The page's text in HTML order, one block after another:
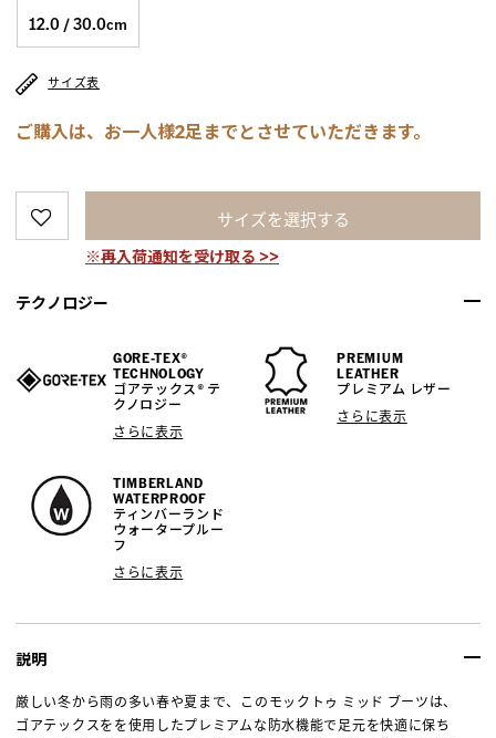
12.0 / 30.0cm
サイズ表
ご購入は、お一人様2足までとさせていただきます。
サイズを選択する
※再入荷通知を受け取る >>
テクノロジー
GORE-TEX®
TECHNOLOGY
ゴアテックス® テ
クノロジー
さらに表示
PREMIUM
LEATHER
プレミアム レザー
さらに表示
TIMBERLAND
WATERPROOF
ティンバーランド
ウォータープルー
フ
さらに表示
説明
厳しい冬から雨の多い春や夏まで、このモックトゥ ミッド ブーツは、
ゴアテックスをを使用したプレミアムな防水機能で足元を快適に保ち